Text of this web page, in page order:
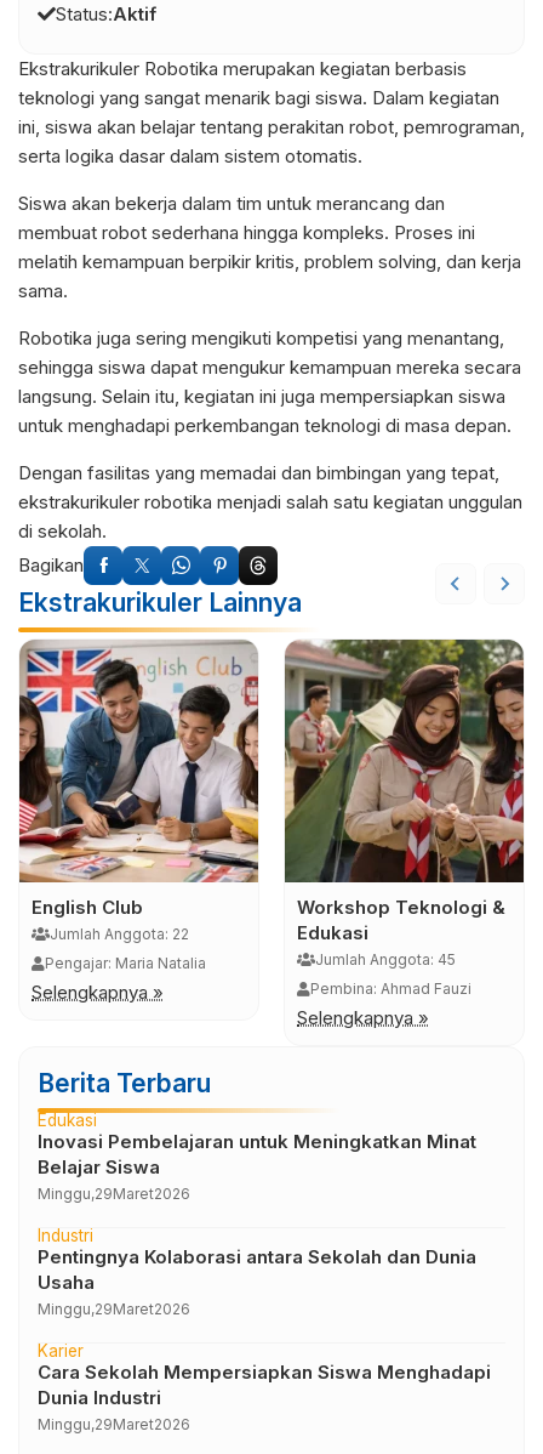
Status:Aktif
Ekstrakurikuler Robotika merupakan kegiatan berbasis
teknologi yang sangat menarik bagi siswa. Dalam kegiatan
ini, siswa akan belajar tentang perakitan robot, pemrograman,
serta logika dasar dalam sistem otomatis.
Siswa akan bekerja dalam tim untuk merancang dan
membuat robot sederhana hingga kompleks. Proses ini
melatih kemampuan berpikir kritis, problem solving, dan kerja
sama.
Robotika juga sering mengikuti kompetisi yang menantang,
sehingga siswa dapat mengukur kemampuan mereka secara
langsung. Selain itu, kegiatan ini juga mempersiapkan siswa
untuk menghadapi perkembangan teknologi di masa depan.
Dengan fasilitas yang memadai dan bimbingan yang tepat,
ekstrakurikuler robotika menjadi salah satu kegiatan unggulan
di sekolah.
Bagikan
Ekstrakurikuler Lainnya
Teknologi &
Anggota: 45
Ahmad Fauzi
Kajian & Mentoring
Pemuda
Jumlah Anggota: 20
Pengajar: Dewi Lestari
Selengkapnya »
Berita Terbaru
Edukasi
Inovasi Pembelajaran untuk Meningkatkan Minat
Belajar Siswa
Minggu,29Maret2026
Industri
Pentingnya Kolaborasi antara Sekolah dan Dunia
Usaha
Minggu,29Maret2026
Karier
Cara Sekolah Mempersiapkan Siswa Menghadapi
Dunia Industri
Minggu,29Maret2026